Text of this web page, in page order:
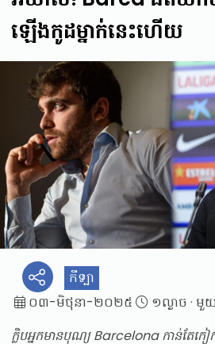
ឡើងកូដម្នាក់នេះហើយ
កីទ្បា
០៣-មិថុនា-២០២៥
១ល្ងាច · មួយ
ក្លិបអ្នកមានបុណ្យ Barcelona កាន់តែកៀ